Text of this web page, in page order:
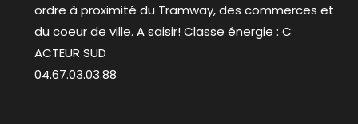
ordre à proximité du Tramway, des commerces et
du coeur de ville. A saisir! Classe énergie : C
ACTEUR SUD
04.67.03.03.88